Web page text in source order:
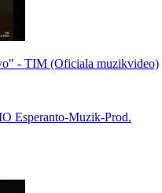
- TIM (Oficiala muzikvideo)
Esperanto-Muzik-Prod.